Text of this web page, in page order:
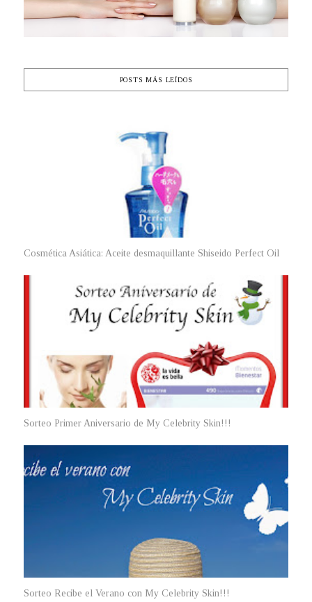
POSTS MÁS LEÍDOS
Cosmética Asiática: Aceite desmaquillante Shiseido Perfect Oil
Sorteo Primer Aniversario de My Celebrity Skin!!!
Sorteo Recibe el Verano con My Celebrity Skin!!!